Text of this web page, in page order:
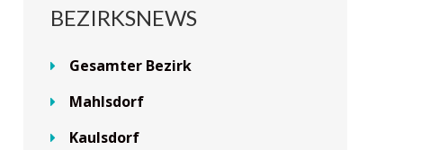
BEZIRKSNEWS
Gesamter Bezirk
Mahlsdorf
Kaulsdorf